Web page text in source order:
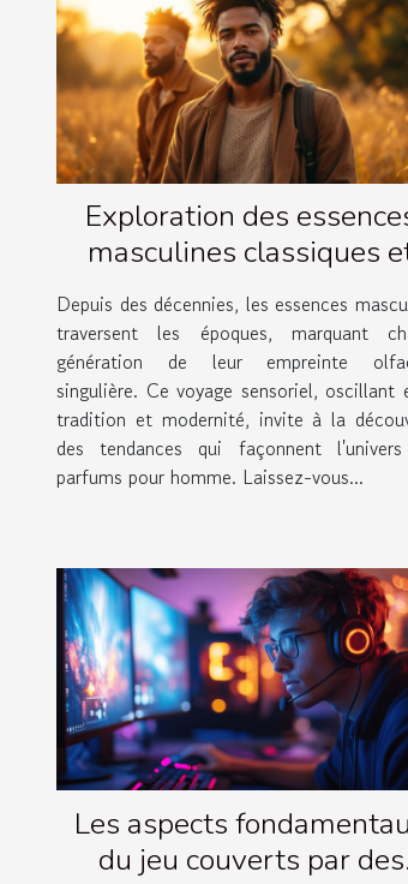
Exploration des
masculines classiques
leurs évolutions
Depuis des décennies, les essences
traversent les époques, marquant
génération de leur empreinte
singulière. Ce voyage sensoriel, oscillant
tradition et modernité, invite à la
des tendances qui façonnent
parfums pour homme. Laissez-vous...
Les aspects
du jeu couverts par des